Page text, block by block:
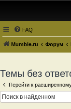
FAQ
Mumble.ru Форум
Темы без
Перейти к